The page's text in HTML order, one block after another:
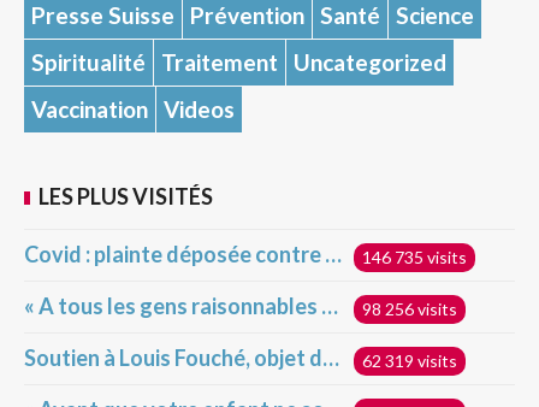
Presse Suisse
Prévention Santé
Science
Spiritualité
Traitement
Uncategorized
Vaccination Videos
LES PLUS VISITÉS
Covid : plainte déposée contre la France devant la Cour pénale internationale pour crime contre l’humanité 146 735 visits
« A tous les gens raisonnables et très intelligents qui s’indignent devant ceux qui ne veulent pas se faire vacciner » 98 256 visits
Soutien à Louis Fouché, objet d’attaques hideuses 62 319 visits